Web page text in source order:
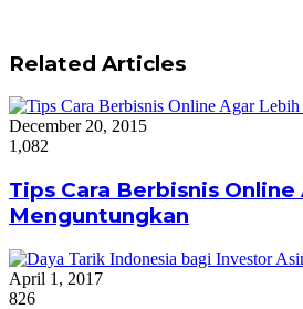
Related Articles
December 20, 2015
1,082
Tips Cara Berbisnis
Menguntungkan
April 1, 2017
826